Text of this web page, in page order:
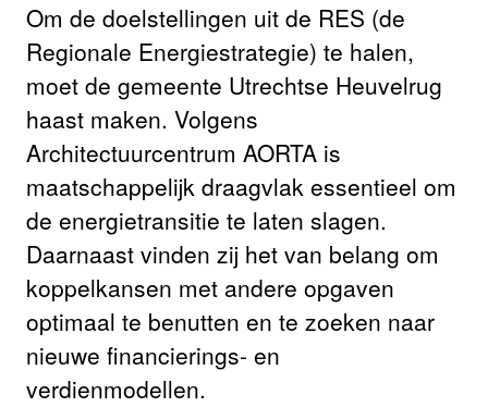
Om de doelstellingen uit de RES (de
Regionale Energiestrategie) te halen,
moet de gemeente Utrechtse Heuvelrug
haast maken. Volgens
Architectuurcentrum AORTA is
maatschappelijk draagvlak essentieel om
de energietransitie te laten slagen.
Daarnaast vinden zij het van belang om
koppelkansen met andere opgaven
optimaal te benutten en te zoeken naar
nieuwe financierings- en
verdienmodellen.